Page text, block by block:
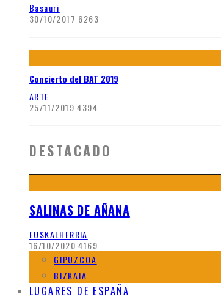
Basauri
30/10/2017 6263
Concierto del BAT 2019
ARTE
25/11/2019 4394
DESTACADO
SALINAS DE AÑANA
EUSKALHERRIA
16/10/2020 4169
GIPUZCOA
BIZKAIA
LUGARES DE ESPAÑA